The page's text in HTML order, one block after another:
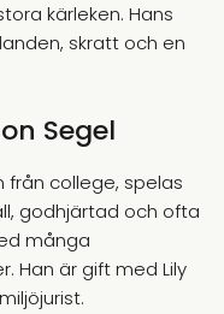
kärleken. Hans
skratt och en
Segel
från college, spelas
godhjärtad och ofta
många
Han är gift med Lily